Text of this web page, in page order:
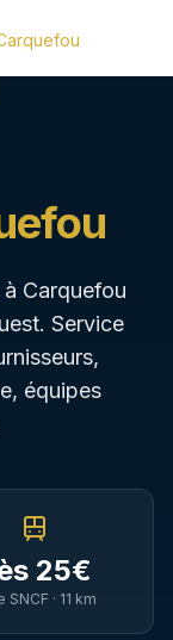
Réserver
Carquefou
Service
équipes
25€
SNCF · 11 km